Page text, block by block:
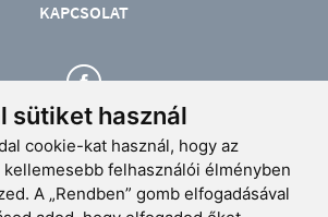
sütiket használ
cookie-kat használ, hogy az
felhasználói élményben
A „Rendben” gomb elfogadásával
KAPCSOLAT
Piac u. 30. (Korzó üzletudvar)